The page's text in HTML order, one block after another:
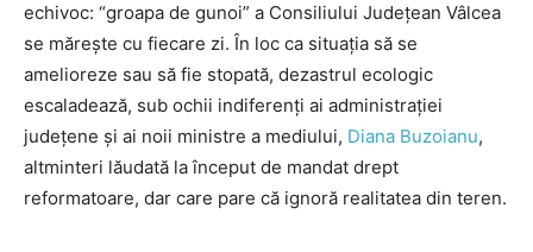
echivoc: “groapa de gunoi” a Consiliului Județean Vâlcea
se mărește cu fiecare zi. În loc ca situația să se
amelioreze sau să fie stopată, dezastrul ecologic
escaladează, sub ochii indiferenți ai administrației
județene și ai noii ministre a mediului, Diana Buzoianu,
altminteri lăudată la început de mandat drept
reformatoare, dar care pare că ignoră realitatea din teren.